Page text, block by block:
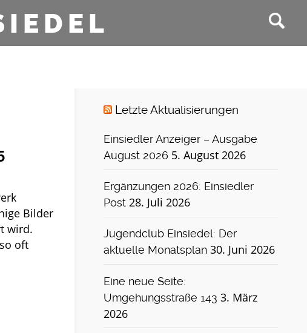
Bilder
wird.
oft
Letzte Aktualisierungen
Einsiedler Anzeiger – Ausgabe
August 2026 5. August 2026
Ergänzungen 2026: Einsiedler
Post 28. Juli 2026
Jugendclub Einsiedel: Der
aktuelle Monatsplan 30. Juni 2026
Eine neue Seite:
Umgehungsstraße 143 3. März
2026